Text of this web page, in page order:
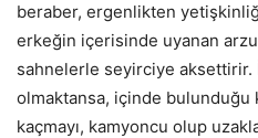
beraber, ergenlikten
erkeğin içerisinde uyanan
sahnelerle seyirciye aksettirir.
olmaktansa, içinde bulunduğu
kaçmayı, kamyoncu olup